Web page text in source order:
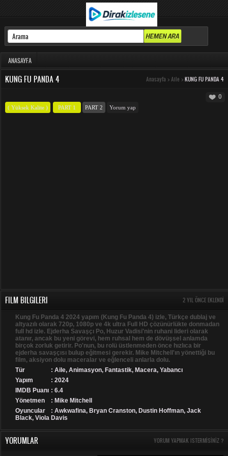
ANASAYFA
KUNG FU PANDA 4 Anasayfa > Aile > KUNG FU PANDA 4
0
( Yüksek Kalite ) PART 1 PART 2 Yorum yap
FILM BILGILERI 2 YIL ÖNCE EKLENDI
Kung Fu Panda 4 2024 yapım (Kung Fu Panda 4) izle, Türkçe dublaj ve
altyazılı olarak 720p, 1080p ve 4k ultra Full HD çözünürlükte donmadan
full hd izle. Ejderha Savaşçı Po, Huzur Vadisi'nin ruhani lideri olarak
atanır, ancak bu yeni görevi, hem ruhsal hem de dövüşsel anlamda
birçok zorluk getirir. Po'nun, bu rolü üstlenmeden önce hızlıca bir
ejderha savaşçısı bulup eğitmesi gerekir. Mike Mitchell'ın yönettiği bu
film, aksiyon dolu maceralar ve eğlenceli anlarla dolu.
Tür
: Aile, Animasyon, Fantastik, Macera, Yabancı
Yapım
: 2024
IMDB Puanı : 6.4
Yönetmen
: Mike Mitchell
Oyuncular
: Awkwafina, Bryan Cranston, Dustin Hoffman, Jack
Black, Viola Davis
YORUMLAR YORUM YAPMAK ISTERMISINIZ ?